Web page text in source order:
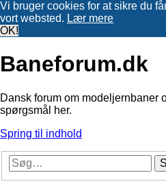
Vi bruger cookies for at sikre du
vort websted. Lær mere
OK!
Baneforum.dk
Dansk forum om modeljernbaner
spørgsmål her.
Spring til indhold